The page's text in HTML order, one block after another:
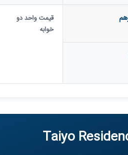
قیمت واحد دو
خوابه